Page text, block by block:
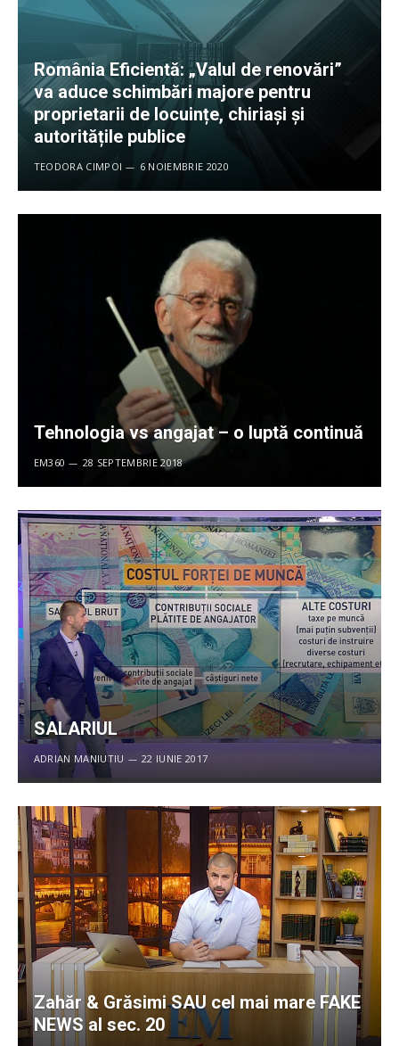
România Eficientă: „Valul de renovări”
va aduce schimbări majore pentru
proprietarii de locuințe, chiriași și
autoritățile publice
TEODORA CIMPOI 6 NOIEMBRIE 2020
Tehnologia vs angajat – o luptă continuă
EM360 28 SEPTEMBRIE 2018
SALARIUL
ADRIAN MANIUTIU 22 IUNIE 2017
Zahăr & Grăsimi SAU cel mai mare FAKE
NEWS al sec. 20